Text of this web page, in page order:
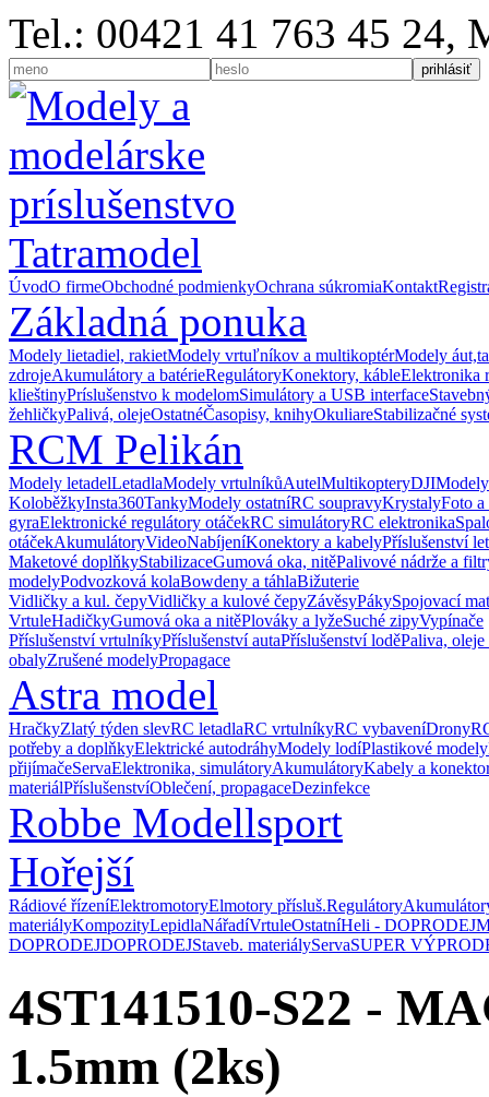
Tel.: 00421 41 763 45 24,
ÚvodO firmeObchodné podmienkyOchrana súkromiaKontakt
Základná ponuka
Modely lietadiel, rakietModely vrtuľníkov a multikoptérModely
zdrojeAkumulátory a batérieRegulátoryKonektory, kábleElektronika
klieštinyPríslušenstvo k modelomSimulátory a USB interface
žehličkyPalivá, olejeOstatnéČasopisy, knihyOkuliareStabilizačné
RCM Pelikán
Modely letadelLetadlaModely vrtulníkůAutelMultikopteryDJI
KoloběžkyInsta360TankyModely ostatníRC soupravyKrystalyFoto
gyraElektronické regulátory otáčekRC simulátoryRC elektronika
otáčekAkumulátoryVideoNabíjeníKonektory a kabelyPříslušenství
Maketové doplňkyStabilizaceGumová oka, nitěPalivové nádrže a
modelyPodvozková kolaBowdeny a táhlaBižuterie
Vidličky a kul. čepyVidličky a kulové čepyZávěsyPákySpojovací
VrtuleHadičkyGumová oka a nitěPlováky a lyžeSuché zipyVypínače
Příslušenství vrtulníkyPříslušenství autaPříslušenství loděPaliva, oleje
obalyZrušené modelyPropagace
Astra model
HračkyZlatý týden slevRC letadlaRC vrtulníkyRC vybaveníDrony
potřeby a doplňkyElektrické autodráhyModely lodíPlastikové modely
přijímačeServaElektronika, simulátoryAkumulátoryKabely a
materiálPříslušenstvíOblečení, propagaceDezinfekce
Robbe Modellsport
Hořejší
Rádiové řízeníElektromotoryElmotory přísluš.Regulátory
materiályKompozityLepidlaNářadíVrtuleOstatníHeli - DOPRODEJ
DOPRODEJDOPRODEJStaveb. materiályServaSUPER
4ST141510-S22 -
1.5mm (2ks)